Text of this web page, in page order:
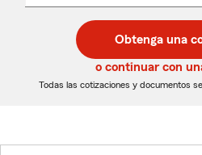
desplegable
de
5
dígitos
de
5
dígitos
Obtenga una
o continuar con
Todas las cotizaciones y documentos